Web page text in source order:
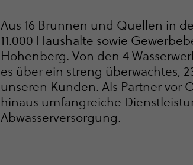
Aus 16 Brunnen und Quellen in
11.000 Haushalte sowie
Hohenberg. Von den 4
es über ein streng überwachtes,
unseren Kunden. Als Partner vor
hinaus umfangreiche
Abwas­ser­ver­sor­gung.